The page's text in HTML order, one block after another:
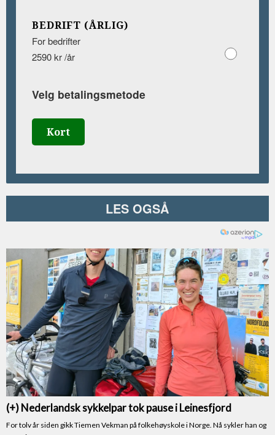
BEDRIFT (ÅRLIG)
For bedrifter
2590 kr /år
Velg betalingsmetode
Kort
LES OGSÅ